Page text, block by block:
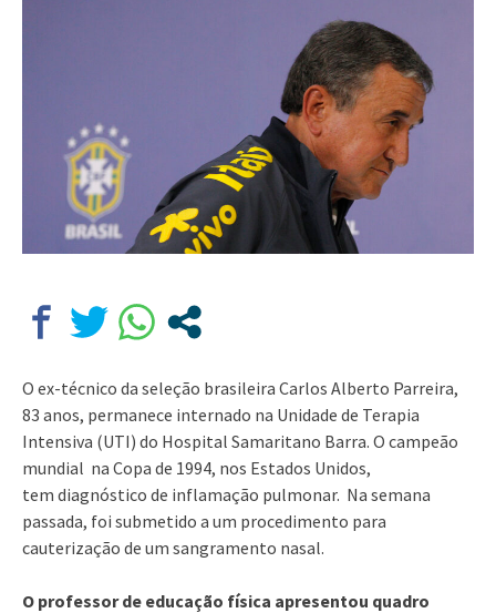
O ex-técnico da seleção brasileira Carlos Alberto Parreira,
83 anos, permanece internado na Unidade de Terapia
Intensiva (UTI) do Hospital Samaritano Barra. O campeão
mundial na Copa de 1994, nos Estados Unidos,
tem diagnóstico de inflamação pulmonar. Na semana
passada, foi submetido a um procedimento para
cauterização de um sangramento nasal.
O professor de educação física apresentou quadro